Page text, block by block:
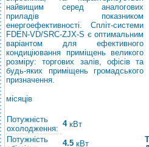
найвищим серед аналогових
приладів показником
енергоефективності. Спліт-системи
FDEN-VD/SRC-ZJX-S є оптимальним
варіантом для ефективного
кондиціювання приміщень великого
розміру: торгових залів, офісів та
будь-яких приміщень громадського
призначення.
місяців
Потужність
охолодження:
4кВт
Потужність
4.5 кВт